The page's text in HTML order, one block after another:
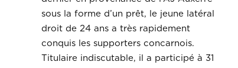
sous la forme d’un prêt, le jeune latéral
droit de 24 ans a très rapidement
conquis les supporters concarnois.
Titulaire indiscutable, il a participé à 31